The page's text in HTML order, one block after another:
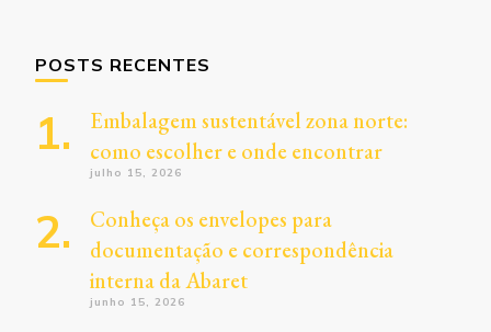
POSTS RECENTES
Embalagem sustentável zona norte:
como escolher e onde encontrar
julho 15, 2026
Conheça os envelopes para
documentação e correspondência
interna da Abaret
junho 15, 2026